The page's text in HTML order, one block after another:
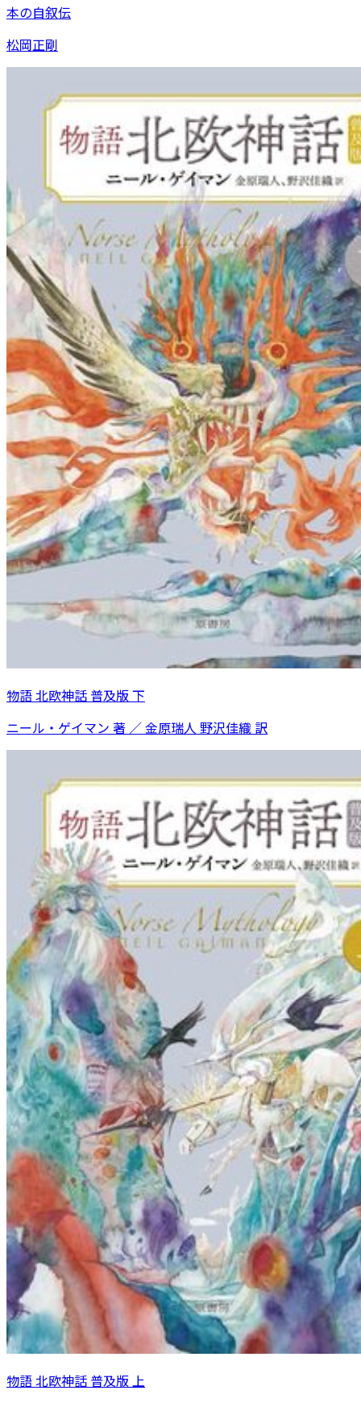
本の自叙伝
松岡正剛
物語 北欧神話 普及版 下
ニール・ゲイマン 著 ／ 金原瑞人 野沢佳織 訳
物語 北欧神話 普及版 上